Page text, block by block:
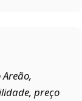
preço